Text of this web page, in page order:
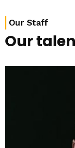
Our Staff
Our